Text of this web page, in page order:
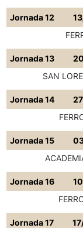
Jornada 12
Jornada 13
SAN
Jornada 14
Jornada 15
Jornada 16
Jornada 17